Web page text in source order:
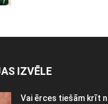
IZVĒLE
Vai ērces tiešām krīt